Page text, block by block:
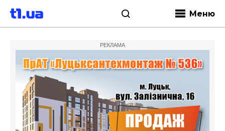
Меню
РЕКЛАМА